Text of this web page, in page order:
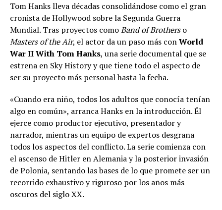
Tom Hanks lleva décadas consolidándose como el gran
cronista de Hollywood sobre la Segunda Guerra
Mundial. Tras proyectos comoBand of Brotherso
Masters of the Air, el actor da un paso más conWorld
War II With Tom Hanks, una serie documental que se
estrena en Sky History y que tiene todo el aspecto de
ser su proyecto más personal hasta la fecha.
«Cuando era niño, todos los adultos que conocía tenían
algo en común», arranca Hanks en la introducción. Él
ejerce como productor ejecutivo, presentador y
narrador, mientras un equipo de expertos desgrana
todos los aspectos del conflicto. La serie comienza con
el ascenso de Hitler en Alemania y la posterior invasión
de Polonia, sentando las bases de lo que promete ser un
recorrido exhaustivo y riguroso por los años más
oscuros del siglo XX.